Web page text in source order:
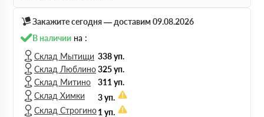
Закажите сегодня — доставим 09.08.2026
В наличии на :
Склад Мытищи 338 уп.
Склад Люблино325 уп.
Склад Митино
311 уп.
Склад Химки
3 уп.
Склад Строгино1 уп.